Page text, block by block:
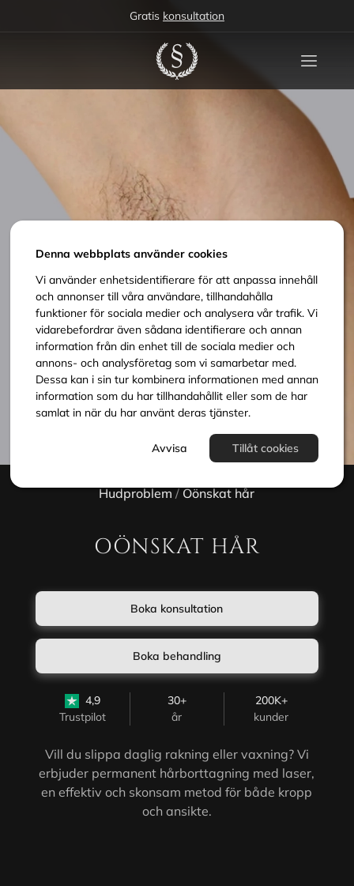
Gratis konsultation
Denna webbplats använder cookies
Vi använder enhetsidentifierare för att anpassa innehåll
och annonser till våra användare, tillhandahålla
funktioner för sociala medier och analysera vår trafik. Vi
vidarebefordrar även sådana identifierare och annan
information från din enhet till de sociala medier och
annons- och analysföretag som vi samarbetar med.
Dessa kan i sin tur kombinera informationen med annan
information som du har tillhandahållit eller som de har
samlat in när du har använt deras tjänster.
Avvisa Tillåt cookies
Hudproblem / Oönskat hår
OÖNSKAT HÅR
Boka konsultation
Boka behandling
4,9
Trustpilot
30+
år
200K+
kunder
Vill du slippa daglig rakning eller vaxning? Vi
erbjuder permanent hårborttagning med laser,
en effektiv och skonsam metod för både kropp
och ansikte.